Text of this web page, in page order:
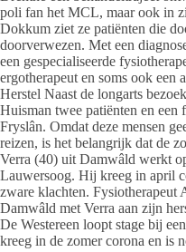
poli fan het MCL, maar ook in
Dokkum ziet ze patiënten die
doorverwezen. Met een
een gespecialiseerde
ergotherapeut en soms ook een
Herstel Naast de longarts
Huisman twee patiënten en
Fryslân. Omdat deze mensen
reizen, is het belangrijk dat de
Verra (40) uit Damwâld werkt
Lauwersoog. Hij kreeg in april
zware klachten. Fysiotherapeut
Damwâld met Verra aan zijn
De Westereen loopt stage bij
kreeg in de zomer corona en is